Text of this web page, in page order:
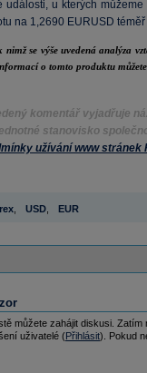
události, u kterých
na 1,2690 EURUSD
nimž se výše uvedená analýza
o tomto produktu
komentář vyjadřuje
stanovisko
užívání www stránek
USD EUR
můžete zahájit diskusi.
uživatelé (Přihlásit). Pokud